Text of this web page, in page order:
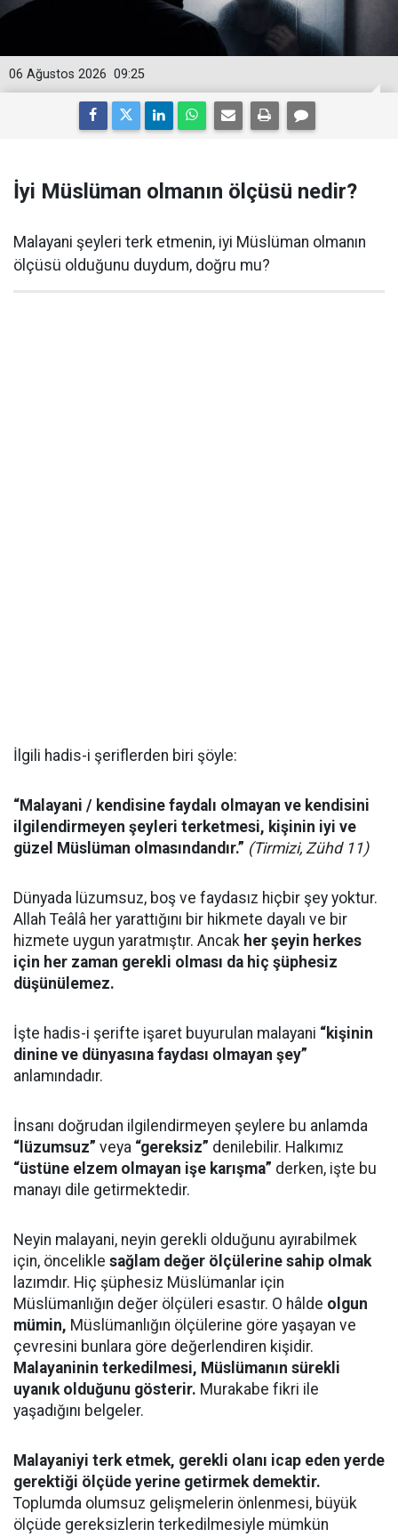
09:25
06 Ağustos 2026
İyi Müslüman olmanın ölçüsü nedir?
Malayani şeyleri terk etmenin, iyi Müslüman olmanın
ölçüsü olduğunu duydum, doğru mu?
İlgili hadis-i şeriflerden biri şöyle:
“Malayani / kendisine faydalı olmayan ve kendisini
ilgilendirmeyen şeyleri terketmesi, kişinin iyi ve
güzel Müslüman olmasındandır.” (Tirmizi, Zühd 11)
Dünyada lüzumsuz, boş ve faydasız hiçbir şey yoktur.
Allah Teâlâ her yarattığını bir hikmete dayalı ve bir
hizmete uygun yaratmıştır. Ancak her şeyin herkes
için her zaman gerekli olması da hiç şüphesiz
düşünülemez.
İşte hadis-i şerifte işaret buyurulan malayani “kişinin
dinine ve dünyasına faydası olmayan şey”
anlamındadır.
İnsanı doğrudan ilgilendirmeyen şeylere bu anlamda
“lüzumsuz” veya “gereksiz” denilebilir. Halkımız
“üstüne elzem olmayan işe karışma” derken, işte bu
manayı dile getirmektedir.
Neyin malayani, neyin gerekli olduğunu ayırabilmek
için, öncelikle sağlam değer ölçülerine sahip olmak
lazımdır. Hiç şüphesiz Müslümanlar için
Müslümanlığın değer ölçüleri esastır. O hâlde olgun
mümin, Müslümanlığın ölçülerine göre yaşayan ve
çevresini bunlara göre değerlendiren kişidir.
Malayaninin terkedilmesi, Müslümanın sürekli
uyanık olduğunu gösterir. Murakabe fikri ile
yaşadığını belgeler.
Malayaniyi terk etmek, gerekli olanı icap eden yerde
gerektiği ölçüde yerine getirmek demektir.
Toplumda olumsuz gelişmelerin önlenmesi, büyük
ölçüde gereksizlerin terkedilmesiyle mümkün